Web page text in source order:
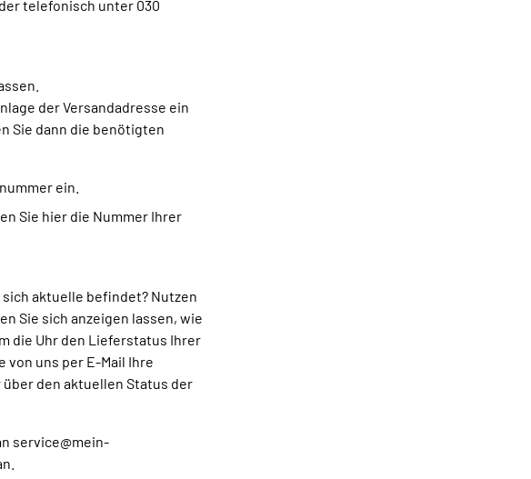
telefonisch unter 030
der Versandadresse ein
Sie dann die benötigten
ein.
Sie hier die Nummer Ihrer
aktuelle befindet? Nutzen
Sie sich anzeigen lassen, wie
die Uhr den Lieferstatus Ihrer
von uns per E-Mail Ihre
den aktuellen Status der
service@mein-